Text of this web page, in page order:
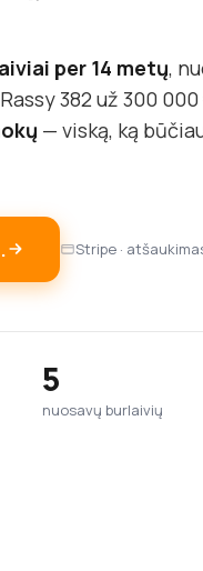
per 14 metų,
382 už 300 000
— viską, ką
Stripe ·
5
nuosavų burlaivių